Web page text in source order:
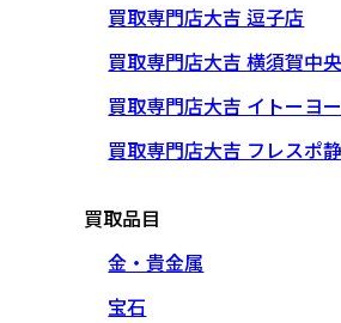
買取専門店大吉 逗子店
買取専門店大吉 横須賀中
買取専門店大吉 イトーヨ
買取専門店大吉 フレスポ
買取品目
金・貴金属
宝石